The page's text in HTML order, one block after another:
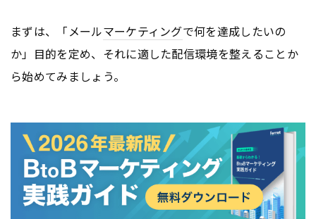
まずは、「メールマーケティングで何を達成したいの
か」目的を定め、それに適した配信環境を整えることか
ら始めてみましょう。